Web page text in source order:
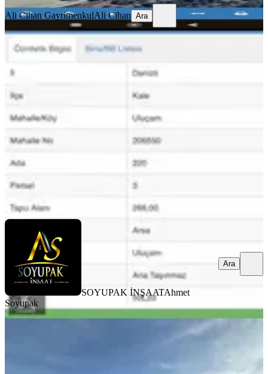
Ali Cihan GayrimenkulAli Cihan Ara
Denizli Kale Uluçam 220 Ada3 Par
SOYUPAK İNŞAAT Ahmet Soyupak
Ara
SOYUPAK İNŞAATAhmet
Soyupak
Ara
Kale Belenköy De Denize 1 Saat